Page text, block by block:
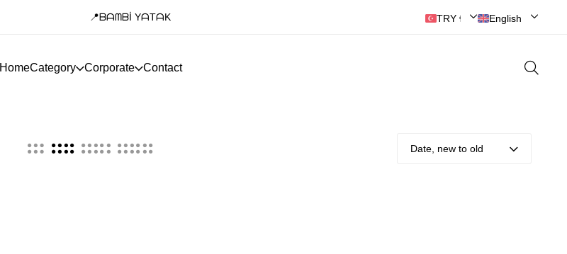
📍ᗷᗩᗰᗷİ YᗩTᗩK TRY ₺ | Türk Lirası
English
HomeCategory Corporate Contact
Date, new to old